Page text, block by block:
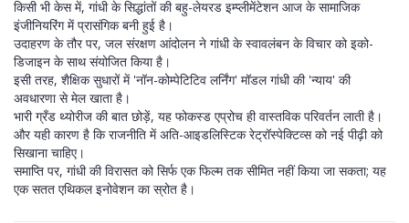
किसी भी केस में, गांधी के सिद्धांतों की बहु-लेयरड इम्प्लीमेंटेशन आज के सामाजिक
इंजीनियरिंग में प्रासंगिक बनी हुई है।
उदाहरण के तौर पर, जल संरक्षण आंदोलन ने गांधी के स्वावलंबन के विचार को इको-
डिजाइन के साथ संयोजित किया है।
इसी तरह, शैक्षिक सुधारों में 'नॉन-कोम्पेटिटिव लर्निंग' मॉडल गांधी की 'न्याय' की
अवधारणा से मेल खाता है।
भारी ग्रँड थ्योरीज की बात छोड़ें, यह फोकस्ड एप्रोच ही वास्तविक परिवर्तन लाती है।
और यही कारण है कि राजनीति में अति-आइडलिस्टिक रेट्रॉस्पेक्टिव्स को नई पीढ़ी को
सिखाना चाहिए।
समाप्ति पर, गांधी की विरासत को सिर्फ एक फिल्म तक सीमित नहीं किया जा सकता; यह
एक सतत एथिकल इनोवेशन का स्रोत है।